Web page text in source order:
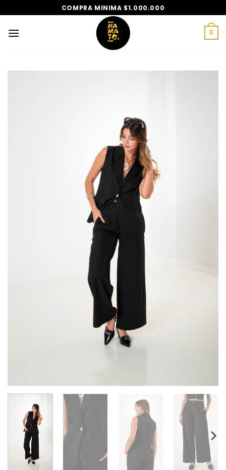
al
contenido
COMPRA MINIMA $1.000.000
0